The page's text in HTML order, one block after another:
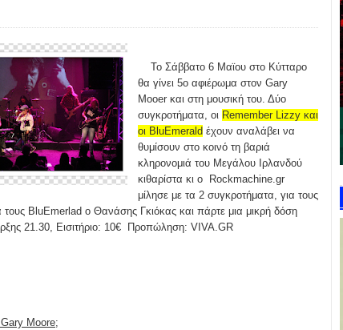
Το Σάββατο 6 Μαϊου στο Κύτταρο
θα γίνει 5o αφιέρωμα στον Gary
Mooer και στη μουσική του. Δύο
συγκροτήματα, οι Remember Lizzy και
οι BluEmerald έχουν αναλάβει να
θυμίσουν στο κοινό τη βαριά
κληρονομιά του Μεγάλου Ιρλανδού
κιθαρίστα κι ο Rockmachine.gr
μίλησε με τα 2 συγκροτήματα, για τους
τους BluEmerlad ο Θανάσης Γκιόκας και πάρτε μια μικρή δόση
21.30, Εισιτήριο: 10€ Προπώληση: VIVA.GR
Gary Moore;